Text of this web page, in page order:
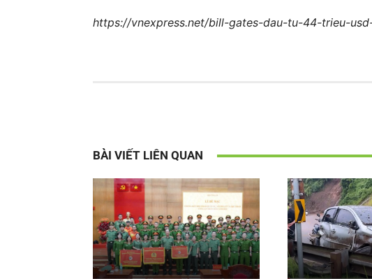
https://vnexpress.net/bill-gates-dau-tu-44-trieu-
BÀI VIẾT LIÊN QUAN